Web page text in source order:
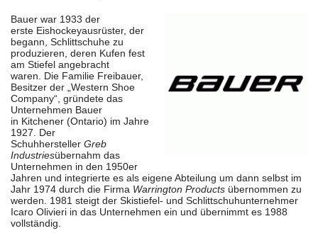
Bauer war 1933 der
erste Eishockeyausrüster , der
begann, Schlittschuhe zu
produzieren, deren Kufen fest
am Stiefel angebracht
waren.
Die Familie Freibauer,
Besitzer der „Western Shoe
Company“, gründete das
Unternehmen Bauer
in Kitchener (Ontario) im Jahre
1927. Der
Schuhhersteller Greb
Industriesübernahm das
Unternehmen in den 1950er
Jahren und integrierte es als eigene Abteilung um dann selbst im
Jahr 1974 durch die Firma Warrington Products übernommen zu
werden. 1981 steigt der Skistiefel- und Schlittschuhunternehmer
Icaro Olivieri in das Unternehmen ein und übernimmt es 1988
vollständig.